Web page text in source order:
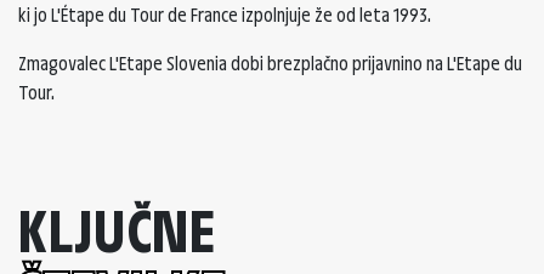
ki jo L'Étape du Tour de France izpolnjuje že od leta 1993.
Zmagovalec L'Etape Slovenia dobi brezplačno prijavnino na L'Etape du
Tour.
KLJUČNE